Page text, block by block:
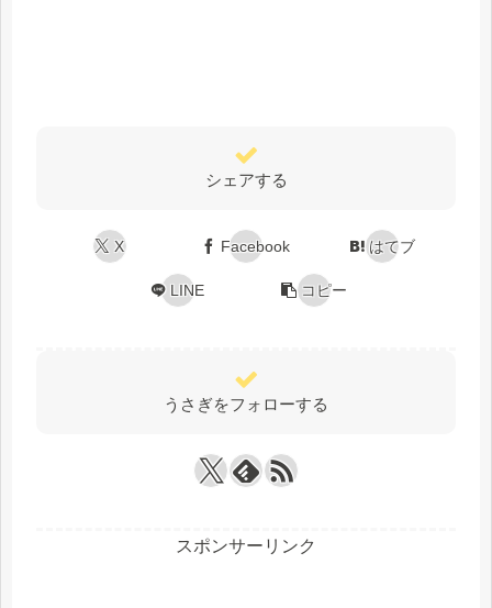
シェアする
X Facebook はてブ
LINE コピー
うさぎをフォローする
スポンサーリンク